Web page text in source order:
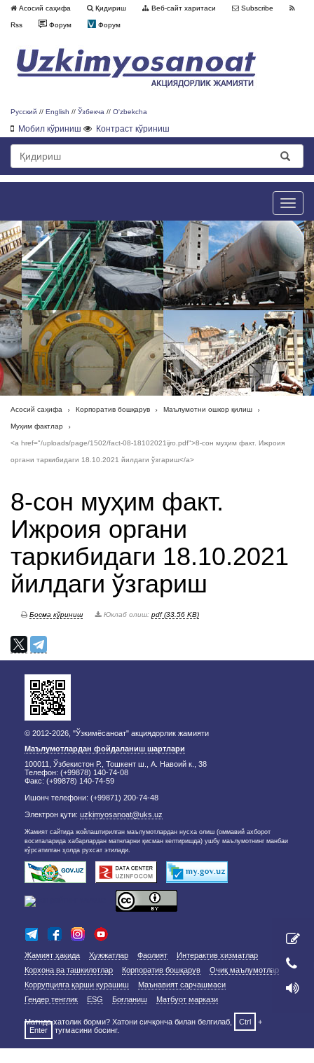
Асосий саҳифа Қидириш Веб-сайт харитаси Subscribe
Rss Форум Форум
Русский // English // Ўзбекча // O'zbekcha
Мобил кўриниш Контраст кўриниш
Toggle
Асосий саҳифа Корпоратив бошқарув Маълумотни ошкор қилиш
Муҳим фактлар
<a href="/uploads/page/1502/fact-08-18102021ijro.pdf">8-сон муҳим факт. Ижроия
органи таркибидаги 18.10.2021 йилдаги ўзгариш</a>
8-сон муҳим факт.
Ижроия органи
таркибидаги 18.10.2021
йилдаги ўзгариш
Босма кўриниш Юклаб олиш: pdf (33.56 KB)
© 2012-2026, "Ўзкимёсаноат" акциядорлик жамияти
Маълумотлардан фойдаланиш шартлари
100011, Ўзбекистон Р., Тошкент ш., А. Навоий к., 38
Телефон: (+99878) 140-74-08
Факс: (+99878) 140-74-59
Ишонч телефони: (+99871) 200-74-48
Электрон қути: uzkimyosanoat@uks.uz
Жамият сайтида жойлаштирилган маълумотлардан нусха олиш (оммавий ахборот
воситаларида хабарлардан матнларни қисман келтиришда) ушбу маълумотнинг манбаи
кўрсатилган ҳолда рухсат этилади.
Жамият ҳақида Ҳужжатлар Фаолият
Интерактив хизматлар
Корхона ва ташкилотлар
Корпоратив бошқарув
Очиқ маълумотлар
Коррупцияга қарши курашиш
Маънавият сарчашмаси
Гендер тенглик
ESG Боғланиш Матбуот маркази
Матнда хатолик борми? Хатони сичқонча билан белгилаб, Ctrl
+
Enter
тугмасини босинг.